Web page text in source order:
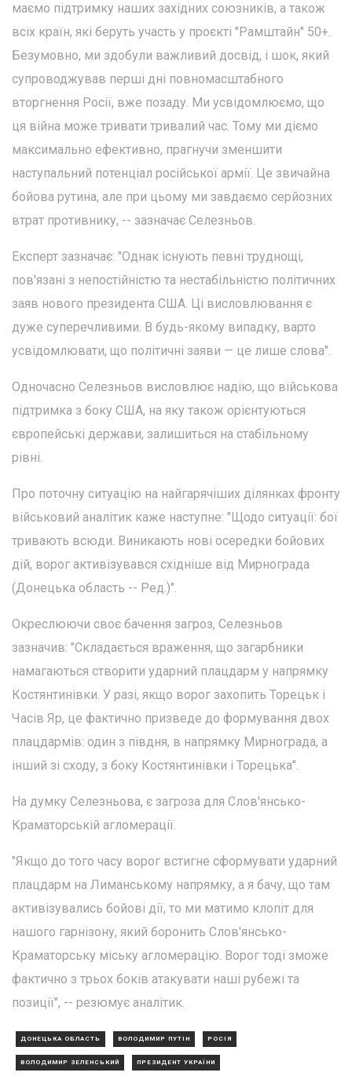
маємо підтримку наших західних союзників, а також
всіх країн, які беруть участь у проєкті "Рамштайн" 50+.
Безумовно, ми здобули важливий досвід, і шок, який
супроводжував перші дні повномасштабного
вторгнення Росії, вже позаду. Ми усвідомлюємо, що
ця війна може тривати тривалий час. Тому ми діємо
максимально ефективно, прагнучи зменшити
наступальний потенціал російської армії. Це звичайна
бойова рутина, але при цьому ми завдаємо серйозних
втрат противнику, -- зазначає Селезньов.
Експерт зазначає: "Однак існують певні труднощі,
пов'язані з непостійністю та нестабільністю політичних
заяв нового президента США. Ці висловлювання є
дуже суперечливими. В будь-якому випадку, варто
усвідомлювати, що політичні заяви — це лише слова".
Одночасно Селезньов висловлює надію, що військова
підтримка з боку США, на яку також орієнтуються
європейські держави, залишиться на стабільному
рівні.
Про поточну ситуацію на найгарячіших ділянках фронту
військовий аналітик каже наступне: "Щодо ситуації: бої
тривають всюди. Виникають нові осередки бойових
дій, ворог активізувався східніше від Мирнограда
(Донецька область -- Ред.)".
Окреслюючи своє бачення загроз, Селезньов
зазначив: "Складається враження, що загарбники
намагаються створити ударний плацдарм у напрямку
Костянтинівки. У разі, якщо ворог захопить Торецьк і
Часів Яр, це фактично призведе до формування двох
плацдармів: один з півдня, в напрямку Мирнограда, а
інший зі сходу, з боку Костянтинівки і Торецька".
На думку Селезньова, є загроза для Слов'янсько-
Краматорській агломерації.
"Якщо до того часу ворог встигне сформувати ударний
плацдарм на Лиманському напрямку, а я бачу, що там
активізувались бойові дії, то ми матимо клопіт для
нашого гарнізону, який боронить Слов'янсько-
Краматорську міську агломерацію. Ворог тоді зможе
фактично з трьох боків атакувати наші рубежі та
позиції", -- резюмує аналітик.
ДОНЕЦЬКА ОБЛАСТЬ ВОЛОДИМИР ПУТІН РОСІЯ
ВОЛОДИМИР ЗЕЛЕНСЬКИЙ ПРЕЗИДЕНТ УКРАЇНИ